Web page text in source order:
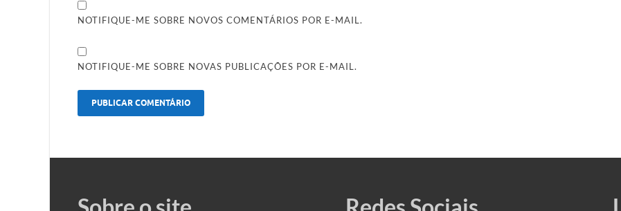
NOTIFIQUE-ME SOBRE NOVOS COMENTÁRIOS POR E-MAIL.
NOTIFIQUE-ME SOBRE NOVAS PUBLICAÇÕES POR E-MAIL.